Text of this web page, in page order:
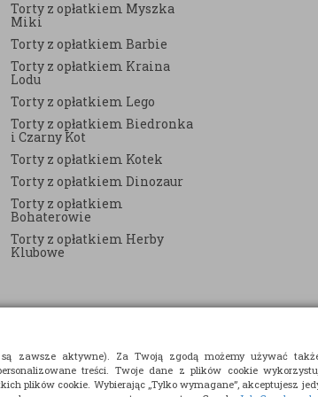
zawsze aktywne). Za Twoją zgodą możemy używać
treści. Twoje dane z plików cookie
plików cookie. Wybierając „Tylko wymagane”, akceptujesz
Torty z opłatkiem Myszka
Miki
Torty z opłatkiem Barbie
Torty z opłatkiem Kraina
Lodu
Torty z opłatkiem Lego
Torty z opłatkiem Biedronka
i Czarny Kot
Torty z opłatkiem Kotek
Torty z opłatkiem Dinozaur
Torty z opłatkiem
Bohaterowie
Torty z opłatkiem Herby
Klubowe